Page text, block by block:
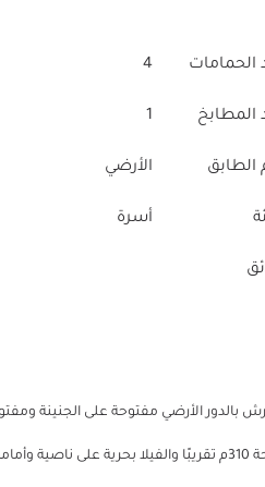
الحمامات 4
المطابخ 1
الطابق الأرضي
أسرة
بالدور الأرضي مفتوحة على الجنينة
مدخل أدوار الفيلا، وأمامها أكبر جنينة داخلية 200م، ولها جنينة خارجية والمساحة 310م تقريبًا والفيلا